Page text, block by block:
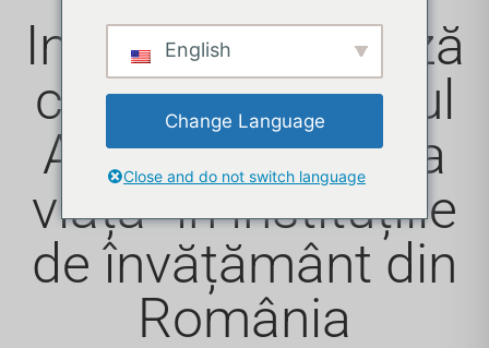
InfoCons lansează
campania “Primul
Ajutor, o șansă la
viață” în instituțiile
de învățământ din
România
English
Change Language
Close and do not switch language